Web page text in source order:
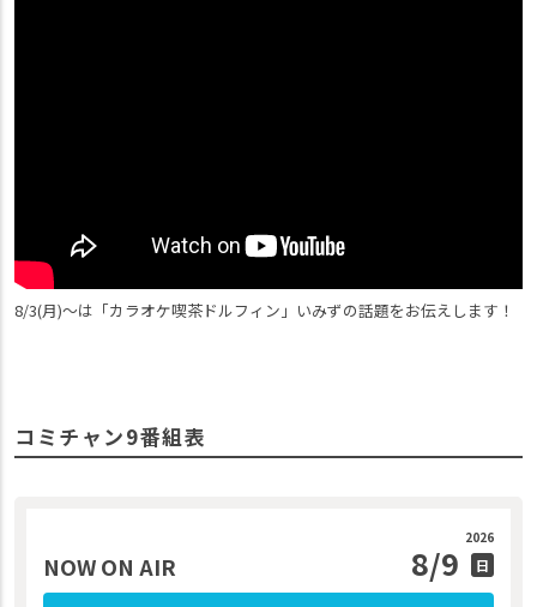
8/3(月)〜は「カラオケ喫茶ドルフィン」いみずの話題をお伝えします！
コミチャン9番組表
2026
NOW ON AIR 8/9 日